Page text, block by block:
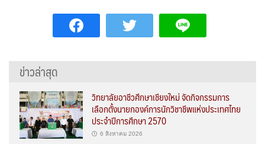
ข่าวล่าสุด
วิทยาลัยอาชีวศึกษาเชียงใหม่ จัดกิจกรรมการ
เลือกตั้งนายกองค์การนักวิชาชีพแห่งประเทศไทย
ประจำปีการศึกษา 2570
6 สิงหาคม 2026